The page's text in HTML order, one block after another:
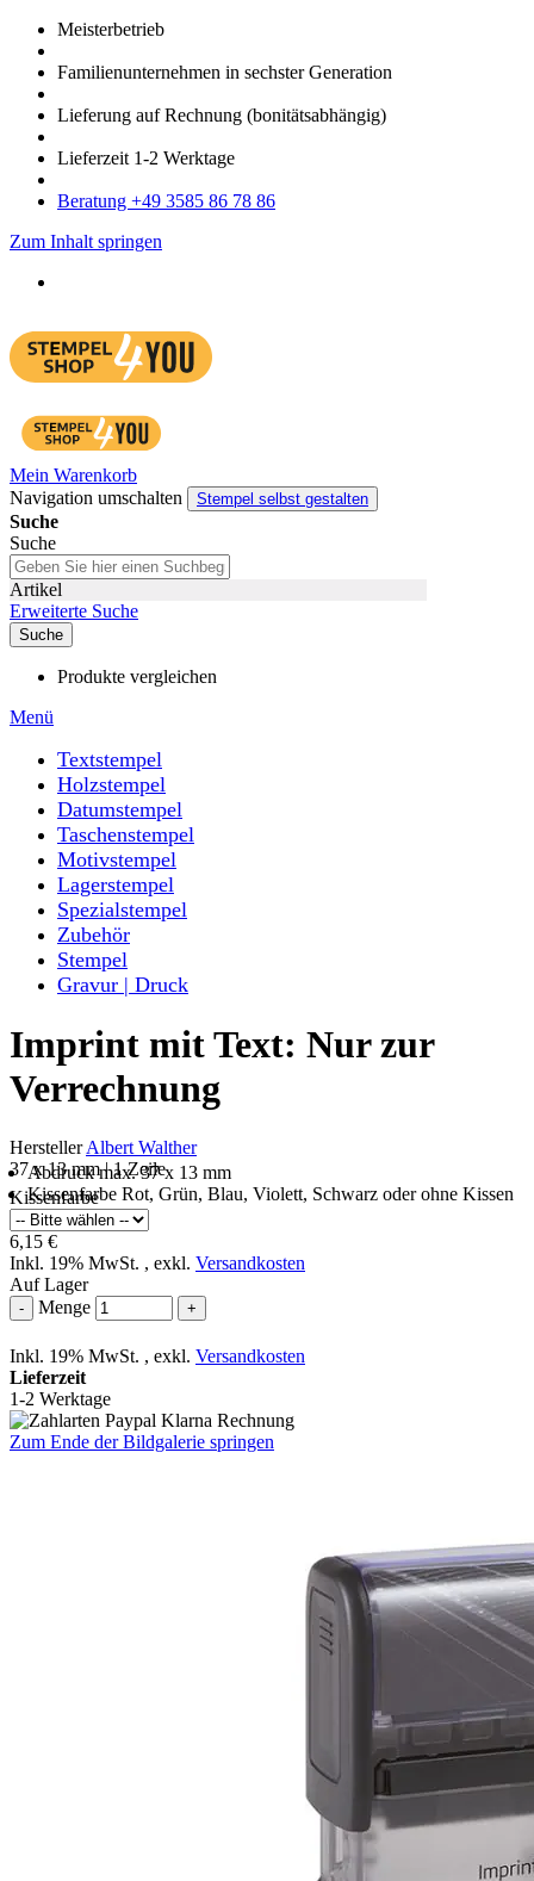
Meister­betrieb
Familien­unter­nehmen in sechster Gene­ration
Lieferung auf Rech­nung (bonitätsabhängig)
Liefer­zeit 1-2 Werk­tage
Bera­tung +49 3585 86 78 86
Zum Inhalt springen
Mein Warenkorb
Navigation umschalten
Stempel selbst gestalten
Suche
Suche
Artikel
Erweiterte Suche
Suche
Produkte vergleichen
Menü
Textstempel
Holzstempel
Datumstempel
Taschenstempel
Motivstempel
Lagerstempel
Spezialstempel
Zubehör
Stempel
Gravur | Druck
Imprint mit Text: Nur zur
Verrechnung
HerstellerAlbert Walther
37 x 13 mm | 1 Zeile
Abdruck max. 37 x 13 mm
Kissenfarbe Rot, Grün, Blau, Violett, Schwarz oder ohne Kissen
Kissenfarbe
6,15 €
Inkl. 19% MwSt. , exkl. Versandkosten
Auf Lager
- Menge +
Inkl. 19% MwSt. , exkl. Versandkosten
Lieferzeit
1-2 Werktage
Zum Ende der Bildgalerie springen